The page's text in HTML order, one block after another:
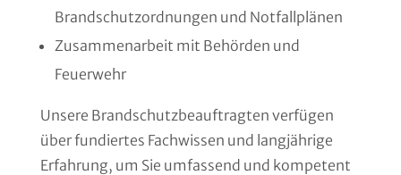
Brandschutzordnungen und Notfallplänen
Zusammenarbeit mit Behörden und
Feuerwehr
Unsere Brandschutzbeauftragten verfügen
über fundiertes Fachwissen und langjährige
Erfahrung, um Sie umfassend und kompetent